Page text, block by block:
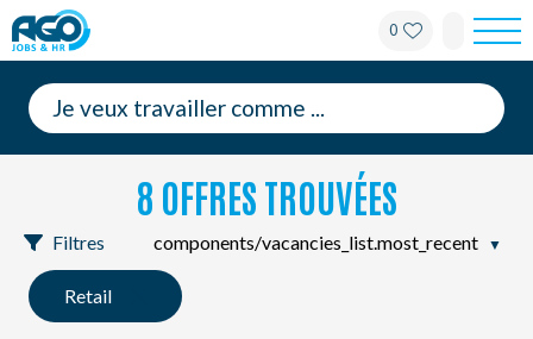
0
Pour les employés
Pour les employeurs
Nouvelles
8 OFFRES TROUVÉES
Filtres
Retail